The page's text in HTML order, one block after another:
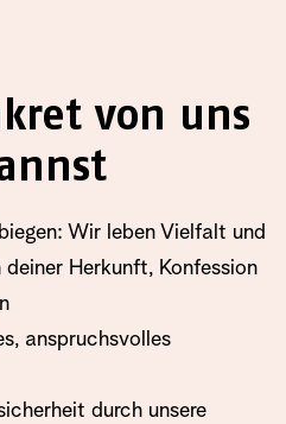
von uns
Wir leben Vielfalt und
Herkunft, Konfession
anspruchsvolles
durch unsere